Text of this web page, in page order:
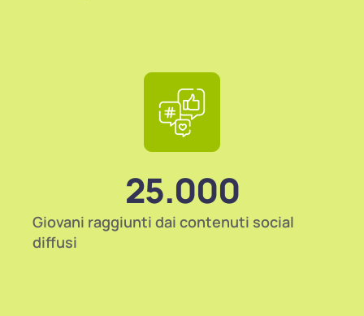
Giovani raggiunti dai contenuti social
diffusi
25.000